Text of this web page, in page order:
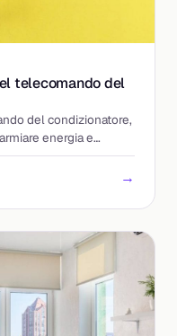
telecomando del
del condizionatore,
energia e
→